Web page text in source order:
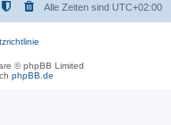
Alle Zeiten sind UTC+02:00
© phpBB Limited
phpBB.de